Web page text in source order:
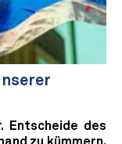
Entscheide des